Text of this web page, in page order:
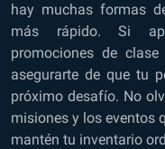
hay muchas formas
más rápido. Si
promociones de
asegurarte de que tu
próximo desafío. No
misiones y los eventos
mantén tu inventario